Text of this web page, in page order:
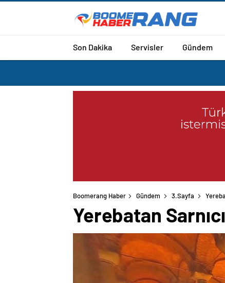
Son Dakika Servisler Gündem
Boomerang Haber Gündem 3.Sayfa
Yerebatan